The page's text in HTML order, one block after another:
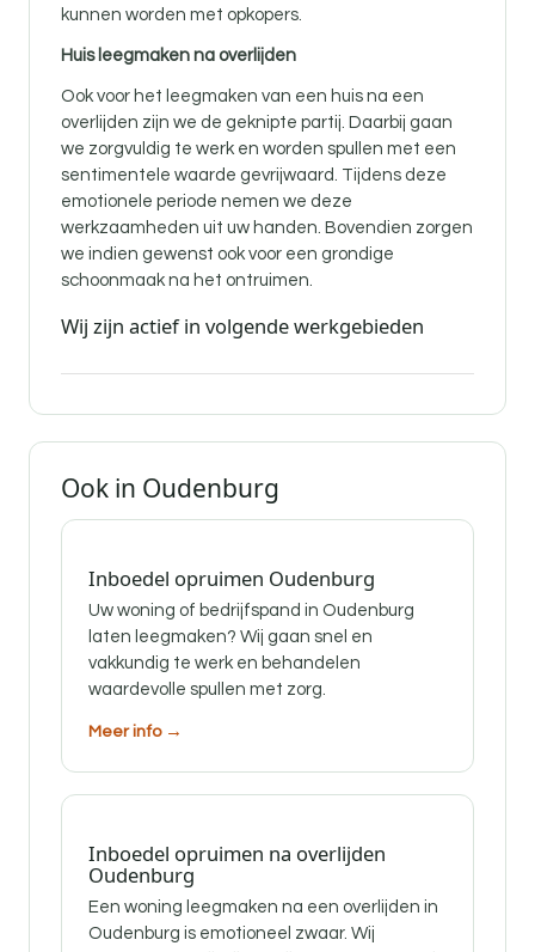
kunnen worden met opkopers.
Huis leegmaken na overlijden
Ook voor het leegmaken van een huis na een
overlijden zijn we de geknipte partij. Daarbij gaan
we zorgvuldig te werk en worden spullen met een
sentimentele waarde gevrijwaard. Tijdens deze
emotionele periode nemen we deze
werkzaamheden uit uw handen. Bovendien zorgen
we indien gewenst ook voor een grondige
schoonmaak na het ontruimen.
Wij zijn actief in volgende werkgebieden
Ook in Oudenburg
Inboedel opruimen Oudenburg
Uw woning of bedrijfspand in Oudenburg
laten leegmaken? Wij gaan snel en
vakkundig te werk en behandelen
waardevolle spullen met zorg.
Meer info →
Inboedel opruimen na overlijden
Oudenburg
Een woning leegmaken na een overlijden in
Oudenburg is emotioneel zwaar. Wij